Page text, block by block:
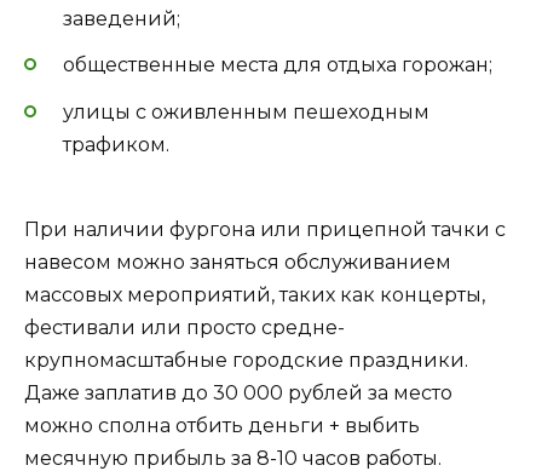
заведений;
общественные места для отдыха горожан;
улицы с оживленным пешеходным
трафиком.
При наличии фургона или прицепной тачки с
навесом можно заняться обслуживанием
массовых мероприятий, таких как концерты,
фестивали или просто средне-
крупномасштабные городские праздники.
Даже заплатив до 30 000 рублей за место
можно сполна отбить деньги + выбить
месячную прибыль за 8-10 часов работы.